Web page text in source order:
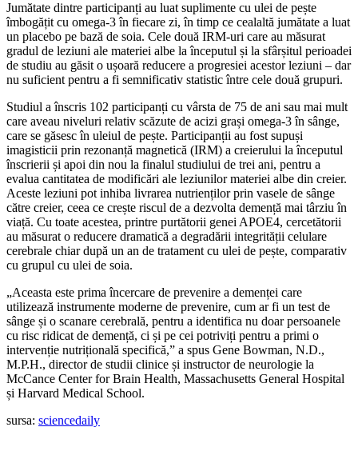
Jumătate dintre participanți au luat suplimente cu ulei de pește
îmbogățit cu omega-3 în fiecare zi, în timp ce cealaltă jumătate a luat
un placebo pe bază de soia. Cele două IRM-uri care au măsurat
gradul de leziuni ale materiei albe la începutul și la sfârșitul perioadei
de studiu au găsit o ușoară reducere a progresiei acestor leziuni – dar
nu suficient pentru a fi semnificativ statistic între cele două grupuri.
Studiul a înscris 102 participanți cu vârsta de 75 de ani sau mai mult
care aveau niveluri relativ scăzute de acizi grași omega-3 în sânge,
care se găsesc în uleiul de pește. Participanții au fost supuși
imagisticii prin rezonanță magnetică (IRM) a creierului la începutul
înscrierii și apoi din nou la finalul studiului de trei ani, pentru a
evalua cantitatea de modificări ale leziunilor materiei albe din creier.
Aceste leziuni pot inhiba livrarea nutrienților prin vasele de sânge
către creier, ceea ce crește riscul de a dezvolta demență mai târziu în
viață. Cu toate acestea, printre purtătorii genei APOE4, cercetătorii
au măsurat o reducere dramatică a degradării integrității celulare
cerebrale chiar după un an de tratament cu ulei de pește, comparativ
cu grupul cu ulei de soia.
„Aceasta este prima încercare de prevenire a demenței care
utilizează instrumente moderne de prevenire, cum ar fi un test de
sânge și o scanare cerebrală, pentru a identifica nu doar persoanele
cu risc ridicat de demență, ci și pe cei potriviți pentru a primi o
intervenție nutrițională specifică,” a spus Gene Bowman, N.D.,
M.P.H., director de studii clinice și instructor de neurologie la
McCance Center for Brain Health, Massachusetts General Hospital
și Harvard Medical School.
sursa: sciencedaily